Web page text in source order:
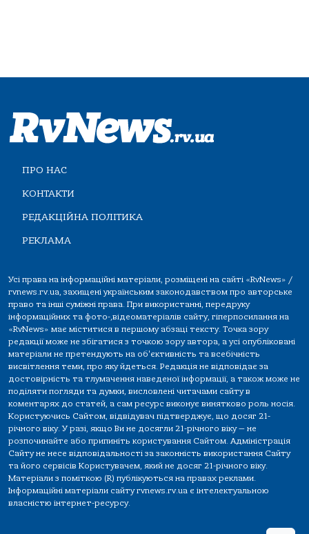
ПРО НАС
КОНТАКТИ
РЕДАКЦІЙНА ПОЛІТИКА
РЕКЛАМА
Усі права на інформаційні матеріали, розміщені на сайті «RvNews» /
rvnews.rv.ua, захищені українським законодавством про авторське
право та інші суміжні права. При використанні, передруку
інформаційних та фото-,відеоматеріалів сайту, гіперпосилання на
«RvNews» має міститися в першому абзаці тексту. Точка зору
редакції може не збігатися з точкою зору автора, а усі опубліковані
матеріали не претендують на об'єктивність та всебічність
висвітлення теми, про яку йдеться. Редакція не відповідає за
достовірність та тлумачення наведеної інформації, а також може не
поділяти погляди та думки, висловлені читачами сайту в
коментарях до статей, а сам ресурс виконує винятково роль носія.
Користуючись Сайтом, відвідувач підтверджує, що досяг 21-
річного віку. У разі, якщо Ви не досягли 21-річного віку — не
розпочинайте або припиніть користування Сайтом. Адміністрація
Сайту не несе відповідальності за законність використання Сайту
та його сервісів Користувачем, який не досяг 21-річного віку.
Матеріали з поміткою (R) публікуються на правах реклами.
Інформаційні матеріали сайту rvnews.rv.ua є інтелектуальною
власністю інтернет-ресурсу.